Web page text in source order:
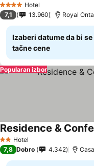
4 ZvezdiceHotel
7,1 13.960 Royal
Izaberi datume da bi
tačne cene
Popularan izbor
2 Zvezdice
Hotel
Residence &
7,8 Dobro 4.342